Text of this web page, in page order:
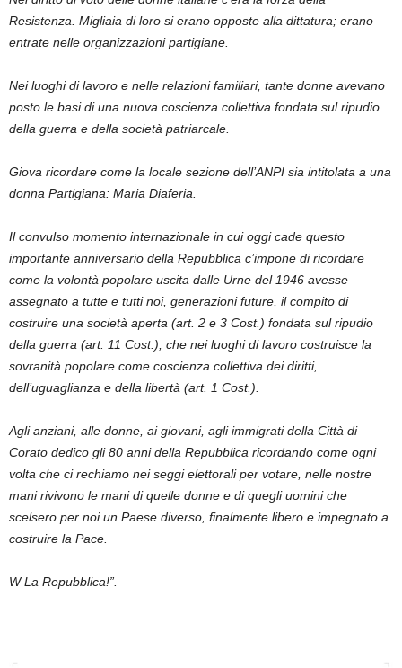
Resistenza. Migliaia di loro si erano opposte alla dittatura; erano
entrate nelle organizzazioni partigiane.
Nei luoghi di lavoro e nelle relazioni familiari, tante donne avevano
posto le basi di una nuova coscienza collettiva fondata sul ripudio
della guerra e della società patriarcale.
Giova ricordare come la locale sezione dell’ANPI sia intitolata a una
donna Partigiana: Maria Diaferia.
Il convulso momento internazionale in cui oggi cade questo
importante anniversario della Repubblica c’impone di ricordare
come la volontà popolare uscita dalle Urne del 1946 avesse
assegnato a tutte e tutti noi, generazioni future, il compito di
costruire una società aperta (art. 2 e 3 Cost.) fondata sul ripudio
della guerra (art. 11 Cost.), che nei luoghi di lavoro costruisce la
sovranità popolare come coscienza collettiva dei diritti,
dell’uguaglianza e della libertà (art. 1 Cost.).
Agli anziani, alle donne, ai giovani, agli immigrati della Città di
Corato dedico gli 80 anni della Repubblica ricordando come ogni
volta che ci rechiamo nei seggi elettorali per votare, nelle nostre
mani rivivono le mani di quelle donne e di quegli uomini che
scelsero per noi un Paese diverso, finalmente libero e impegnato a
costruire la Pace.
W La Repubblica!”.